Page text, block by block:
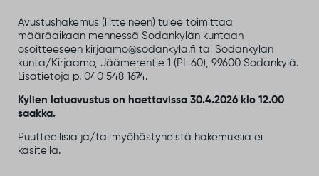
Avustushakemus (liitteineen) tulee toimittaa
määräaikaan mennessä Sodankylän kuntaan
osoitteeseen kirjaamo@sodankyla.fi tai Sodankylän
kunta/Kirjaamo, Jäämerentie 1 (PL 60), 99600 Sodankylä.
Lisätietoja p. 040 548 1674.
Kylien latuavustus on haettavissa 30.4.2026 klo 12.00
saakka.
Puutteellisia ja/tai myöhästyneistä hakemuksia ei
käsitellä.